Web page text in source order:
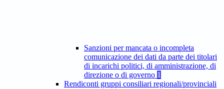
Sanzioni per mancata o incompleta
comunicazione dei dati da parte dei titolari
di incarichi politici, di amministrazione, di
direzione o di governo 1
Rendiconti gruppi consiliari regionali/provinciali